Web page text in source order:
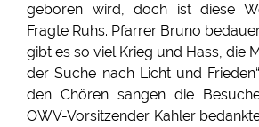
geboren wird, doch ist diese
Fragte Ruhs. Pfarrer Bruno
gibt es so viel Krieg und Hass, die
der Suche nach Licht und
den Chören sangen die
OWV-Vorsitzender Kahler